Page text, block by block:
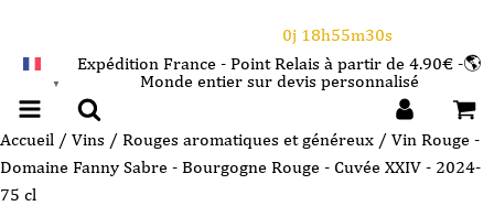
0j 18h55m30s
▼
Expédition France - Point Relais à partir de 4.90€ -🌎
Monde entier sur devis personnalisé
Accueil / Vins / Rouges aromatiques et généreux / Vin Rouge -
Domaine Fanny Sabre - Bourgogne Rouge - Cuvée XXIV - 2024-
75 cl